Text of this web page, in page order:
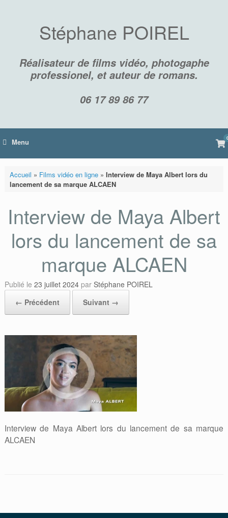
Stéphane POIREL
Réalisateur de films vidéo, photogaphe
professionel, et auteur de romans.
06 17 89 86 77
Menu 0
Accueil » Films vidéo en ligne» Interview de Maya Albert lors du
lancement de sa marque ALCAEN
Interview de Maya Albert
lors du lancement de sa
marque ALCAEN
Publié le 23 juillet 2024 par Stéphane POIREL
← Précédent
Suivant →
Interview de Maya Albert lors du lancement de sa marque
ALCAEN